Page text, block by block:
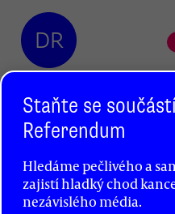
DR
Izraelské tažení v
k důležitému
Petr Jedlička
Staňte se
Referendum
Hledáme pečlivého a
zajistí hladký chod
nezávislého média.